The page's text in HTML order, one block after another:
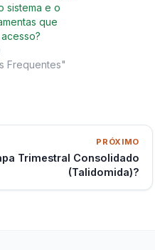
sistema e o
que
Frequentes"
PRÓXIMO
Trimestral Consolidado
(Talidomida)?